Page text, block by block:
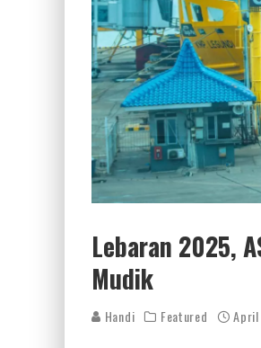
Lebaran 2025,
Mudik
Handi Featured